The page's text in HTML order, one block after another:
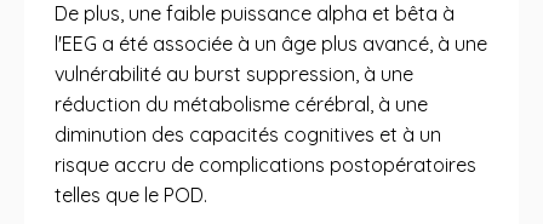
De plus, une faible puissance alpha et bêta à
l'EEG a été associée à un âge plus avancé, à une
vulnérabilité au burst suppression, à une
réduction du métabolisme cérébral, à une
diminution des capacités cognitives et à un
risque accru de complications postopératoires
telles que le POD.